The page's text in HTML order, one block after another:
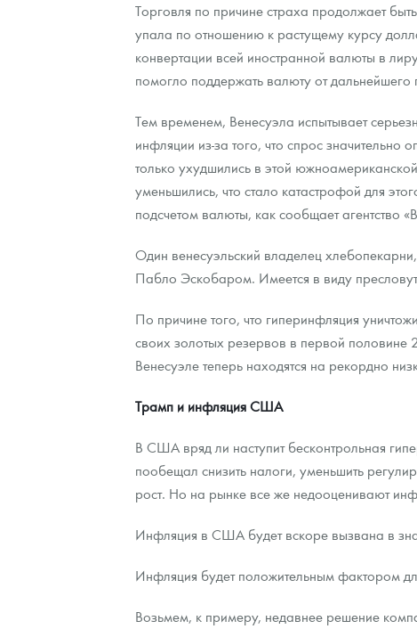
Золотой червонец Сеятель
Аксессуары
Год Лошади
Флот: ледоколы и корабли
Ювелирные изделия
Золотая карманная галерея
Наборы подарочных и коллекционных монет
Монеты и жетоны из недрагоценных металлов
Книги по нумизматике
Выкуп монет
Памятка для работы с монетами из драгметаллов
Монеты
Политика конфиденциальности
Положение по обработке и защите персональных
Распродажа монет и жетонов
Итоги 2025 года. Прогноз курсов золота, серебра,
Cтатьи
Курс золота и серебра
Скупка слитков
Контакты
Наши преимущества
Пресс-служба
Торговля по причине страха продолжает
упала по отношению к растущему курсу
конвертации всей иностранной валюты в
помогло поддержать валюту от дальнейшего
Тем временем, Венесуэла испытывает
инфляции из-за того, что спрос
только ухудшились в этой
уменьшились, что стало катастрофой для
подсчетом валюты, как сообщает агентство
Один венесуэльский владелец
Пабло Эскобаром. Имеется в виду
По причине того, что гиперинфляция
своих золотых резервов в первой
Венесуэле теперь находятся на рекордно
Трамп и инфляция США
В США вряд ли наступит бесконтрольная
пообещал снизить налоги, уменьшить
рост. Но на рынке все же недооценивают
Инфляция в США будет вскоре вызвана в
Инфляция будет положительным фактором
Возьмем, к примеру, недавнее решение